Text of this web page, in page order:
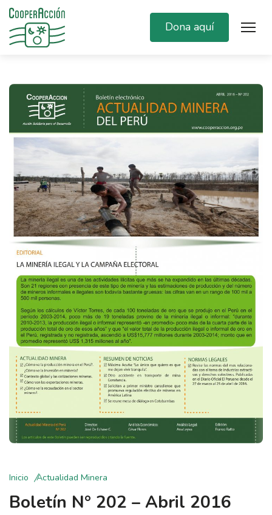
Dona aquí
Inicio Actualidad Minera
Boletín N° 202 – Abril 2016